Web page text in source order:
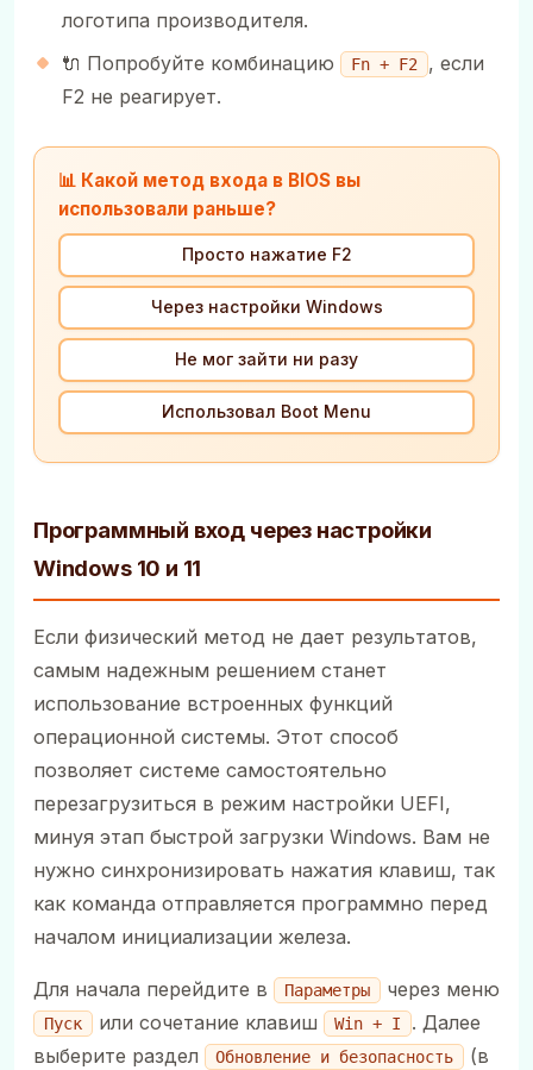
логотипа производителя.
🔌 Попробуйте комбинацию
Fn + F2
, если
F2 не реагирует.
📊 Какой метод входа в BIOS вы
использовали раньше?
Просто нажатие F2
Через настройки Windows
Не мог зайти ни разу
Использовал Boot Menu
Программный вход через настройки
Windows 10 и 11
Если физический метод не дает результатов,
самым надежным решением станет
использование встроенных функций
операционной системы. Этот способ
позволяет системе самостоятельно
перезагрузиться в режим настройки UEFI,
минуя этап быстрой загрузки Windows. Вам не
нужно синхронизировать нажатия клавиш, так
как команда отправляется программно перед
началом инициализации железа.
Для начала перейдите в Параметры через меню
Пуск или сочетание клавиш Win + I
. Далее
выберите раздел
Обновление и безопасность
(в